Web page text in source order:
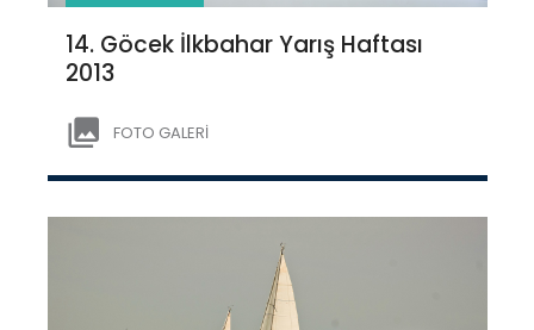
14. Göcek İlkbahar Yarış Haftası
2013
FOTO GALERİ